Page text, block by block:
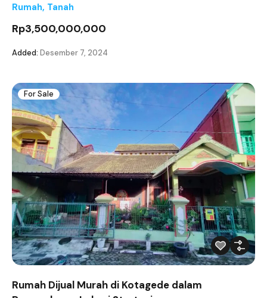
Rumah, Tanah
Rp3,500,000,000
Added: Desember 7, 2024
For Sale
Rumah Dijual Murah di Kotagede dalam